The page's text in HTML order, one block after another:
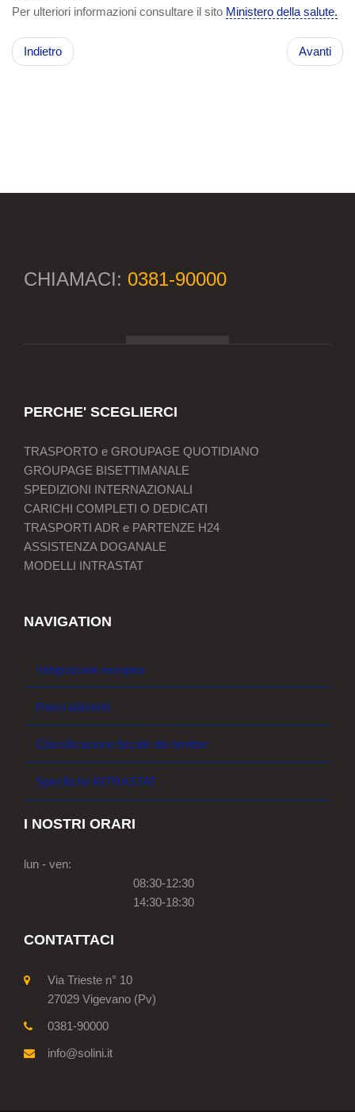
Per ulteriori informazioni consultare il sito Ministero della salute.
Indietro Avanti
CHIAMACI: 0381-90000
PERCHE' SCEGLIERCI
TRASPORTO e GROUPAGE QUOTIDIANO
GROUPAGE BISETTIMANALE
SPEDIZIONI INTERNAZIONALI
CARICHI COMPLETI O DEDICATI
TRASPORTI ADR e PARTENZE H24
ASSISTENZA DOGANALE
MODELLI INTRASTAT
NAVIGATION
Integrazione europea
Paesi aderenti
Classificazione fiscale dei territori
Specifiche INTRASTAT
I NOSTRI ORARI
lun - ven:
08:30-12:30
14:30-18:30
CONTATTACI
Via Trieste n° 10
27029 Vigevano (Pv)
0381-90000
info@solini.it